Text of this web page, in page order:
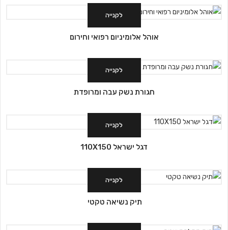
לקנייה
אוהל אלומיניום רפואי וחירום
לקנייה
חגורת נשק עבה ומרופדת
לקנייה
דגל ישראל 110X150
לקנייה
תיק נשיאה טקטי